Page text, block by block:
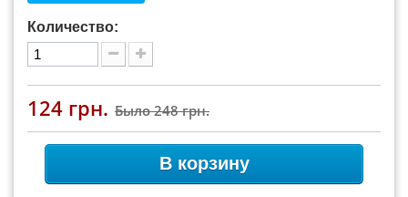
Количество:
124 грн. Было248 грн.
В корзину